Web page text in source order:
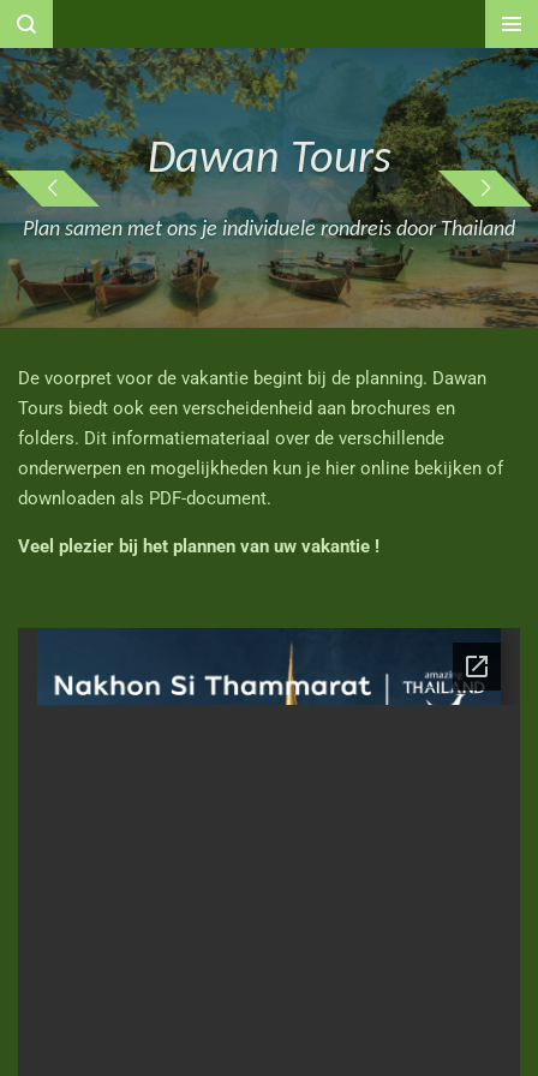
Ga
direct
naar
de
hoofdinhoud
Dawan Tours
Plan samen met ons je individuele rondreis door Thailand
Dawan Tours
Plan samen met ons je individuele rondreis door Thailand
De voorpret voor de vakantie begint bij de planning. Dawan
Tours biedt ook een verscheidenheid aan brochures en
folders. Dit informatiemateriaal over de verschillende
onderwerpen en mogelijkheden kun je hier online bekijken of
downloaden als PDF-document.
Veel plezier bij het plannen van uw vakantie !